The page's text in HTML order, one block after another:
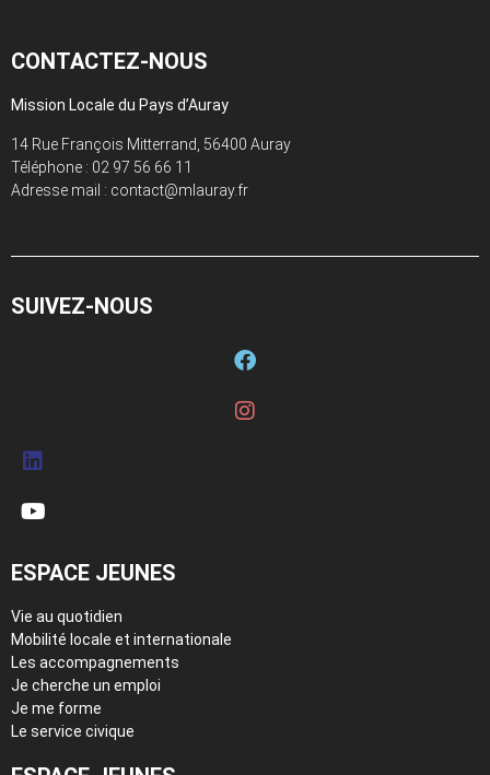
CONTACTEZ-NOUS
Mission Locale du Pays d’Auray
14 Rue François Mitterrand, 56400 Auray
Téléphone : 02 97 56 66 11
Adresse mail : contact@mlauray.fr
SUIVEZ-NOUS
ESPACE JEUNES
Vie au quotidien
Mobilité locale et internationale
Les accompagnements
Je cherche un emploi
Je me forme
Le service civique